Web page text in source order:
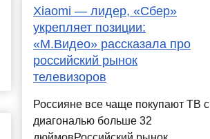
Xiaomi — лидер, «Сбер»
укрепляет позиции:
«М.Видео» рассказала про
российский рынок
телевизоров
Россияне все чаще покупают ТВ с
диагональю больше 32